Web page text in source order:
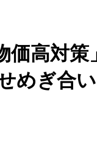
価高対
めぎ合